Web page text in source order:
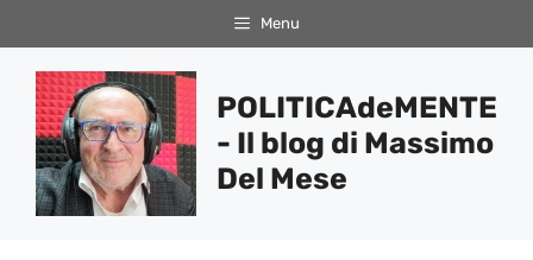
al
contenuto
Menu
POLITICAdeMENTE
- Il blog di Massimo
Del Mese